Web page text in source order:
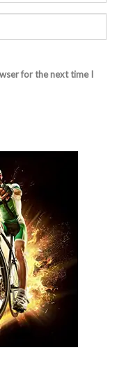
for the next time I